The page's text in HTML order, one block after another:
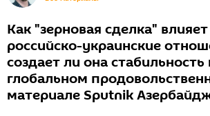
Как "зерновая сделка"
российско-украинские
создает ли она стабильность
глобальном
материале Sputnik